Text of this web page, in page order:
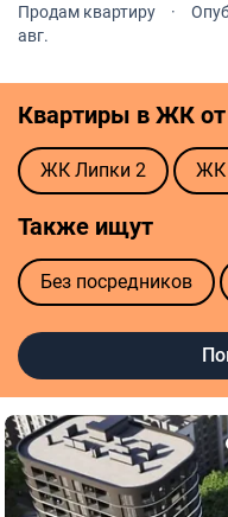
Продам квартиру ·
авг.
Квартиры в ЖК
ЖК Липки 2 ЖК
Также ищут
Без посредников